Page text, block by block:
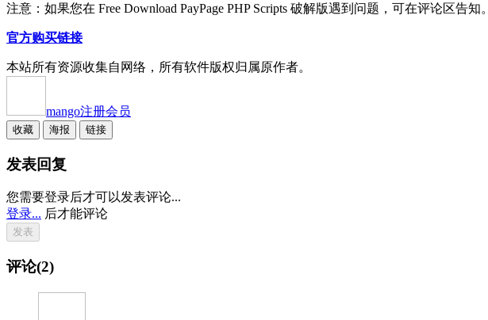
注意：如果您在 Free Download PayPage PHP Scripts 破解版遇到问题，可在评论区告知。
官方购买链接
本站所有资源收集自网络，所有软件版权归属原作者。
mango注册会员
收藏 海报 链接
发表回复
您需要登录后才可以发表评论...
登录... 后才能评论
评论(2)